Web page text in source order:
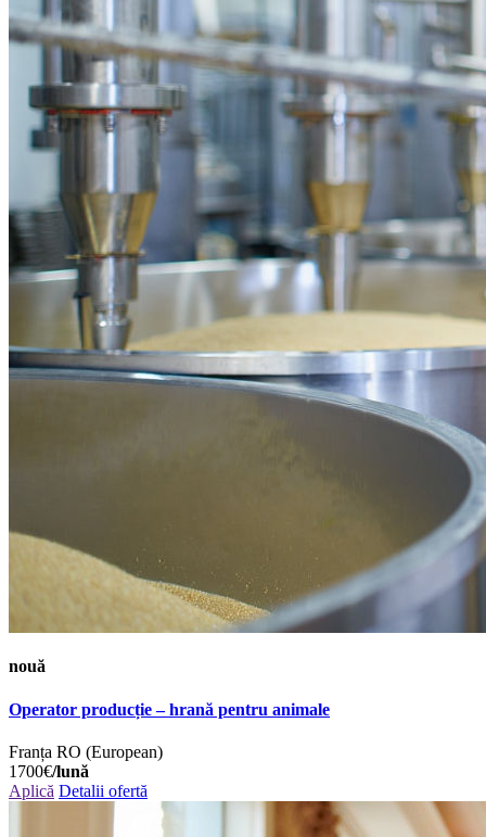
nouă
Operator producție – hrană pentru animale
Franța RO (European)
1700€/lună
Aplică Detalii ofertă